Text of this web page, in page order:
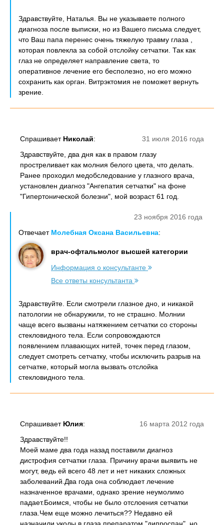
Здравствуйте, Наталья. Вы не указываете полного
диагноза после выписки, но из Вашего письма следует,
что Ваш папа перенес очень тяжелую травму глаза ,
которая повлекла за собой отслойку сетчатки. Так как
глаз не определяет направление света, то
оперативное лечение его бесполезно, но его можно
сохранить как орган. Витрэктомия не поможет вернуть
зрение.
31 июля 2016 года
Спрашивает Николай:
Здравствуйте, два дня как в правом глазу
простреливает как молния белого цвета, что делать.
Ранее проходил медобследование у глазного врача,
установлен диагноз "Ангепатия сетчатки" на фоне
"Гипертонической болезни", мой возраст 61 год.
23 ноября 2016 года
Отвечает Молебная Оксана Васильевна:
врач-офтальмолог высшей категории
Информация о консультанте
Все ответы консультанта
Здравствуйте. Если смотрели глазное дно, и никакой
патологии не обнаружили, то не страшно. Молнии
чаще всего вызваны натяжением сетчатки со стороны
стекловидного тела. Если сопровождаются
появлением плавающих нитей, точек перед глазом,
следует смотреть сетчатку, чтобы исключить разрыв на
сетчатке, который могла вызвать отслойка
стекловидного тела.
16 марта 2012 года
Спрашивает Юлия:
Здравствуйте!!
Моей маме два года назад поставили диагноз
дистрофия сетчатки глаза. Причину врачи выявить не
могут, ведь ей всего 48 лет и нет никаких сложных
заболеваний.Два года она соблюдает лечение
назначенное врачами, однако зрение неумолимо
падает.Боимся, чтобы не было отслоения сетчатки
глаза.Чем еще можно лечиться?? Недавно ей